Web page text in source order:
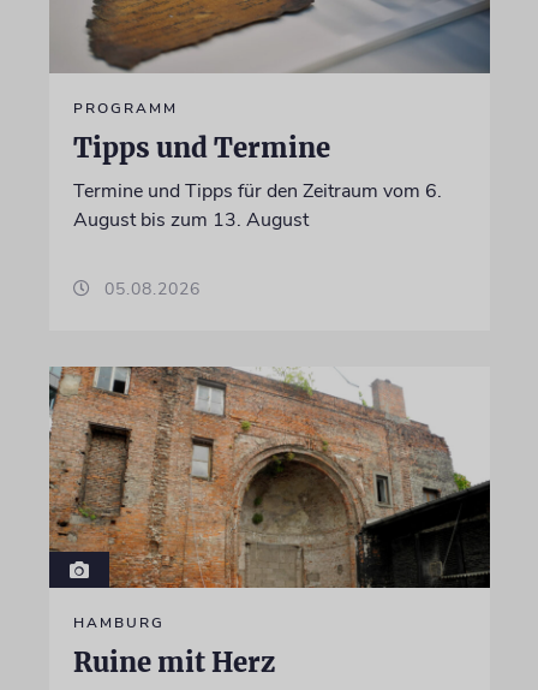
PROGRAMM
Tipps und Termine
Termine und Tipps für den Zeitraum vom 6.
August bis zum 13. August
05.08.2026
HAMBURG
Ruine mit Herz